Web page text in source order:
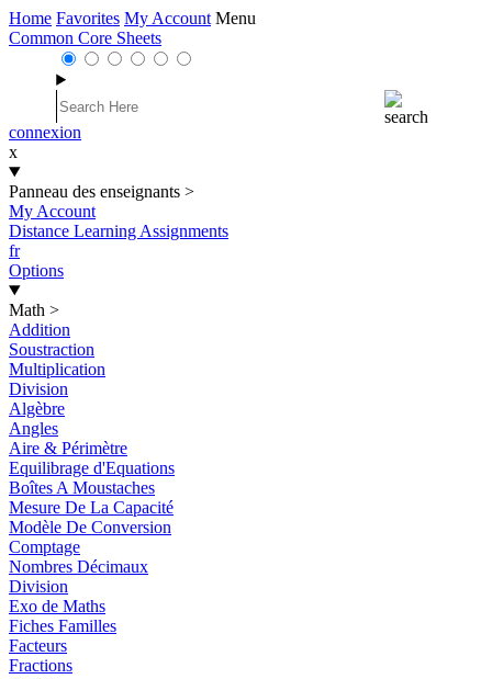
Home Favorites My Account Menu
Common Core Sheets
connexion
x
Panneau des enseignants >
My Account
Distance Learning Assignments
fr
Options
Math >
Addition
Soustraction
Multiplication
Division
Algèbre
Angles
Aire & Périmètre
Equilibrage d'Equations
Boîtes A Moustaches
Mesure De La Capacité
Modèle De Conversion
Comptage
Nombres Décimaux
Division
Exo de Maths
Fiches Familles
Facteurs
Fractions